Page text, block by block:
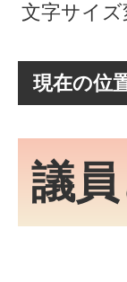
文字サイズ
現在の位
議